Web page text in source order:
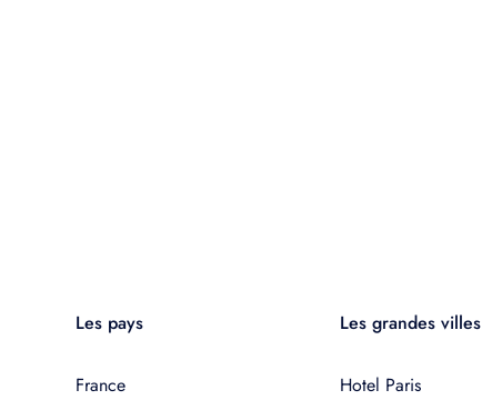
Les pays
France
Les grandes villes
Hotel Paris